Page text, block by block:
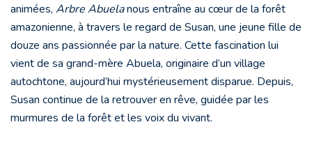
animées, Arbre Abuelanous entraîne au cœur de la forêt
amazonienne, à travers le regard de Susan, une jeune fille de
douze ans passionnée par la nature. Cette fascination lui
vient de sa grand-mère Abuela, originaire d’un village
autochtone, aujourd’hui mystérieusement disparue. Depuis,
Susan continue de la retrouver en rêve, guidée par les
murmures de la forêt et les voix du vivant.